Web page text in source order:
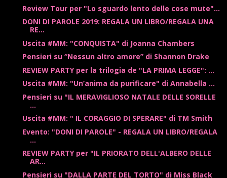
Review Tour per "Lo sguardo lento delle cose mute"...
DONI DI PAROLE 2019: REGALA UN LIBRO/REGALA UNA
RE...
Uscita #MM: "CONQUISTA" di Joanna Chambers
Pensieri su “Nessun altro amore” di Shannon Drake
REVIEW PARTY per la trilogia de "LA PRIMA LEGGE": ...
Uscita #MM: "Un’anima da purificare" di Annabella ...
Pensieri su "IL MERAVIGLIOSO NATALE DELLE SORELLE
...
Uscita #MM: " IL CORAGGIO DI SPERARE" di TM Smith
Evento: "DONI DI PAROLE" - REGALA UN LIBRO/REGALA
...
REVIEW PARTY per "IL PRIORATO DELL'ALBERO DELLE
AR...
Pensieri su "DALLA PARTE DEL TORTO" di Miss Black